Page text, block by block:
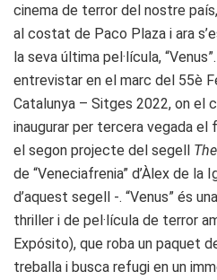
cinema de terror del nostre
al costat de Paco Plaza i ara
la seva última pel·lícula,
entrevistar en el marc del 55è
Catalunya – Sitges 2022, on el
inaugurar per tercera vegada el
el segon projecte del segell
de “Veneciafrenia” d’Àlex de la
d’aquest segell -. “Venus” és
thriller i de pel·lícula de terror
Expósito), que roba un paquet
treballa i busca refugi en un